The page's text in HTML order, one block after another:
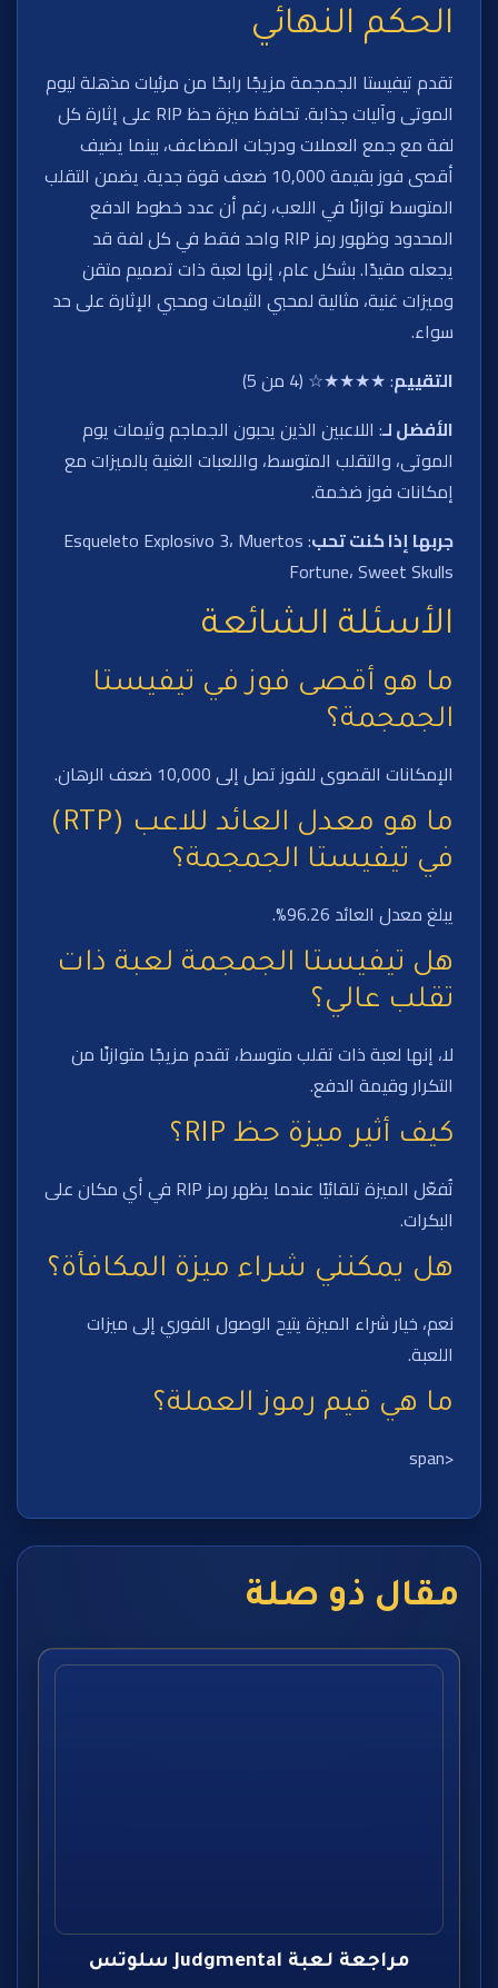
الحكم النهائي
تقدم تيفيستا الجمجمة مزيجًا رابحًا من مرئيات مذهلة ليوم
الموتى وآليات جذابة. تحافظ ميزة حظ RIP على إثارة كل
لفة مع جمع العملات ودرجات المضاعف، بينما يضيف
أقصى فوز بقيمة 10,000 ضعف قوة جدية. يضمن التقلب
المتوسط توازنًا في اللعب، رغم أن عدد خطوط الدفع
المحدود وظهور رمز RIP واحد فقط في كل لفة قد
يجعله مقيدًا. بشكل عام، إنها لعبة ذات تصميم متقن
وميزات غنية، مثالية لمحبي الثيمات ومحبي الإثارة على حد
سواء.
التقييم: ★★★★☆ (4 من 5)
الأفضل لـ: اللاعبين الذين يحبون الجماجم وثيمات يوم
الموتى، والتقلب المتوسط، واللعبات الغنية بالميزات مع
إمكانات فوز ضخمة.
جربها إذا كنت تحب : Esqueleto Explosivo 3، Muertos
Fortune، Sweet Skulls
الأسئلة الشائعة
ما هو أقصى فوز في تيفيستا
الجمجمة؟
الإمكانات القصوى للفوز تصل إلى 10,000 ضعف الرهان.
ما هو معدل العائد للاعب (RTP)
في تيفيستا الجمجمة؟
يبلغ معدل العائد 96.26%.
هل تيفيستا الجمجمة لعبة ذات
تقلب عالي؟
لا، إنها لعبة ذات تقلب متوسط، تقدم مزيجًا متوازنًا من
التكرار وقيمة الدفع.
كيف أثير ميزة حظ RIP؟
تُفعّل الميزة تلقائيًا عندما يظهر رمز RIP في أي مكان على
البكرات.
هل يمكنني شراء ميزة المكافأة؟
نعم، خيار شراء الميزة يتيح الوصول الفوري إلى ميزات
اللعبة.
ما هي قيم رموز العملة؟
<span
مقال ذو صلة
مراجعة لعبة Judgmental سلوتس